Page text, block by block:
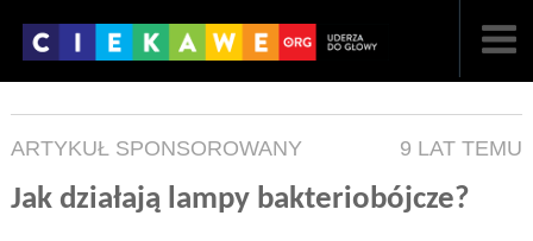
ARTYKUŁ SPONSOROWANY 9 LAT TEMU
Jak działają lampy bakteriobójcze?
NAJNOWSZE